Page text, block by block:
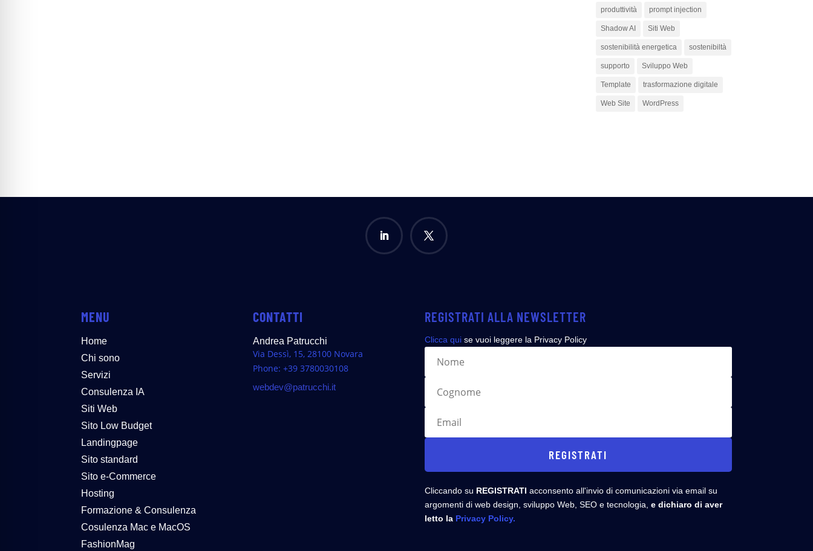
produttività prompt injection
Shadow AI Siti Web
sostenibilità energetica sostenibiltà
supporto Sviluppo Web
Template trasformazione digitale
Web Site WordPress
MENU
Home
Chi sono
Servizi
Consulenza IA
Siti Web
Sito Low Budget
Landingpage
Sito standard
Sito e-Commerce
Hosting
Formazione & Consulenza
Cosulenza Mac e MacOS
FashionMag
CONTATTI
Andrea Patrucchi
Via Dessì, 15, 28100 Novara
Phone: +39 3780030108
webdev@patrucchi.it
REGISTRATI ALLA NEWSLETTER
Clicca quise vuoi leggere la Privacy Policy
REGISTRATI
Cliccando su REGISTRATI acconsento all'invio di comunicazioni via email su
argomenti di web design, sviluppo Web, SEO e tecnologia, e dichiaro di aver
letto la Privacy Policy.